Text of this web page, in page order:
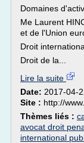
Domaines
Me Laurent
et de l'Union
Droit
Droit de la...
Lire la suite
Date: 2017-04-
Site : http://
Thèmes liés :
avocat droit
international